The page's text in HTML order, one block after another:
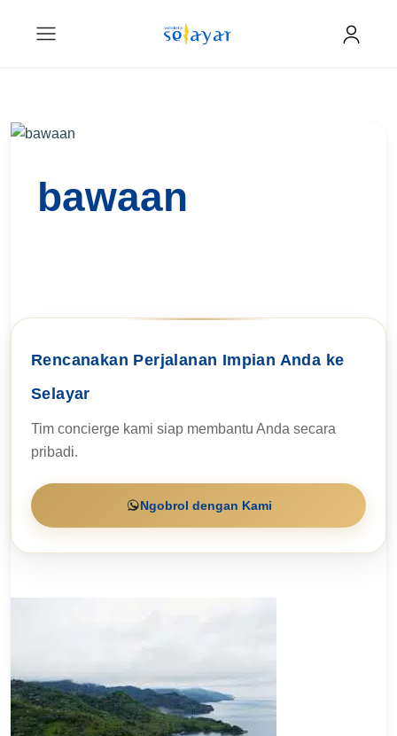
bawaan
Rencanakan Perjalanan Impian Anda ke
Selayar
Tim concierge kami siap membantu Anda secara
pribadi.
Ngobrol dengan Kami